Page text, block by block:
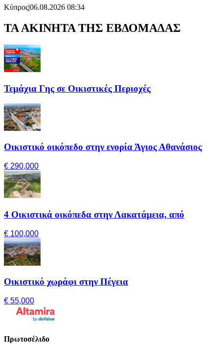
Κύπρος|06.08.2026 08:34
ΤΑ ΑΚΙΝΗΤΑ ΤΗΣ ΕΒΔΟΜΑΔΑΣ
Τεμάχια Γης σε Οικιστικές Περιοχές
Οικιστικό οικόπεδο στην ενορία Άγιος Αθανάσιος
€ 290,000
4 Οικιστικά οικόπεδα στην Λακατάμεια, από
€ 100,000
Οικιστικό χωράφι στην Πέγεια
€ 55,000
Πρωτοσέλιδο